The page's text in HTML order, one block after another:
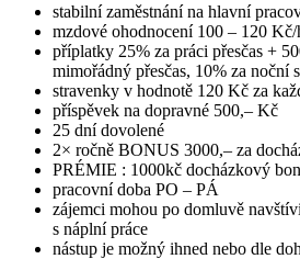
stabilní zaměstnání na hlavní
mzdové ohodnocení 100 – 120 Kč/
příplatky 25% za práci přesčas +
mimořádný přesčas, 10% za noční
stravenky v hodnotě 120 Kč za
příspěvek na dopravné 500,– Kč
25 dní dovolené
2× ročně BONUS 3000,– za
PRÉMIE : 1000kč docházkový
pracovní doba PO – PÁ
zájemci mohou po domluvě
s náplní práce
nástup je možný ihned nebo dle